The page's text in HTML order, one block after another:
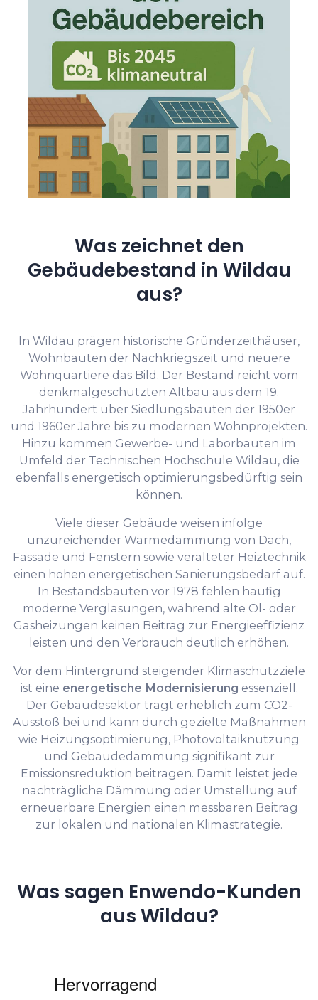
Was zeichnet den
Gebäudebestand in Wildau
aus?
In Wildau prägen historische Gründerzeithäuser,
Wohnbauten der Nachkriegszeit und neuere
Wohnquartiere das Bild. Der Bestand reicht vom
denkmalgeschützten Altbau aus dem 19.
Jahrhundert über Siedlungsbauten der 1950er
und 1960er Jahre bis zu modernen Wohnprojekten.
Hinzu kommen Gewerbe- und Laborbauten im
Umfeld der Technischen Hochschule Wildau, die
ebenfalls energetisch optimierungsbedürftig sein
können.
Viele dieser Gebäude weisen infolge
unzureichender Wärmedämmung von Dach,
Fassade und Fenstern sowie veralteter Heiztechnik
einen hohen energetischen Sanierungsbedarf auf.
In Bestandsbauten vor 1978 fehlen häufig
moderne Verglasungen, während alte Öl- oder
Gasheizungen keinen Beitrag zur Energieeffizienz
leisten und den Verbrauch deutlich erhöhen.
Vor dem Hintergrund steigender Klimaschutzziele
ist eine energetische Modernisierung essenziell.
Der Gebäudesektor trägt erheblich zum CO2-
Ausstoß bei und kann durch gezielte Maßnahmen
wie Heizungsoptimierung, Photovoltaiknutzung
und Gebäudedämmung signifikant zur
Emissionsreduktion beitragen. Damit leistet jede
nachträgliche Dämmung oder Umstellung auf
erneuerbare Energien einen messbaren Beitrag
zur lokalen und nationalen Klimastrategie.
Was sagen Enwendo-Kunden
aus Wildau?